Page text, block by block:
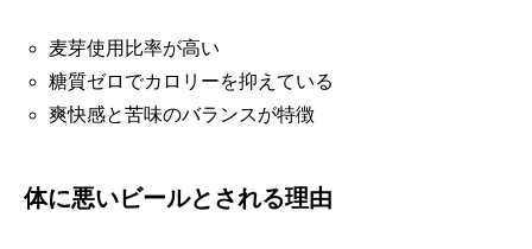
麦芽使用比率が高い
糖質ゼロでカロリーを抑えている
爽快感と苦味のバランスが特徴
体に悪いビールとされる理由